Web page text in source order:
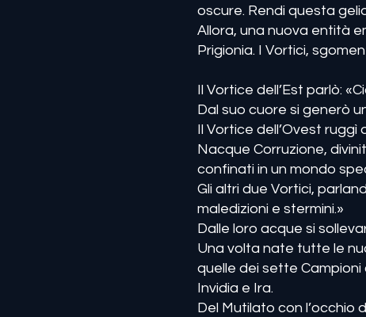
oscure. Rendi questa
Allora, una nuova entità
Prigionia. I Vortici,
Il Vortice dell’Est parlò:
Dal suo cuore si generò
Il Vortice dell’Ovest
Nacque Corruzione,
confinati in un mondo
Gli altri due Vortici,
maledizioni e stermini.»
Dalle loro acque si
Una volta nate tutte le
quelle dei sette Campioni
Invidia e Ira.
Del Mutilato con l’occhio